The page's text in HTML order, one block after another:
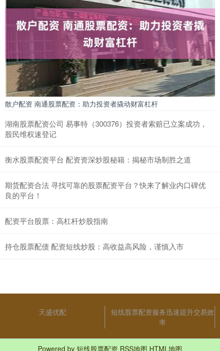
散户配资 南通股票配资：助力投资者撬动财富杠杆
湖南股票配资公司 易事特（300376）投资者索赔已立案成功，
股民维权速登记
衡水股票配资平台 配资资深炒股秘籍：揭秘市场制胜之道
期货配资合法 寻找可靠的股票配资平台？快来了解业内口碑优
良的平台！
配资平台股票：高杠杆炒股指南
持仓股票配债 配资短线炒股：高收益高风险，谨慎入市
天盛优配
短线股票配资服务迅速提升交易效
率
Powered by 短线股票配资 RSS地图 HTML地图